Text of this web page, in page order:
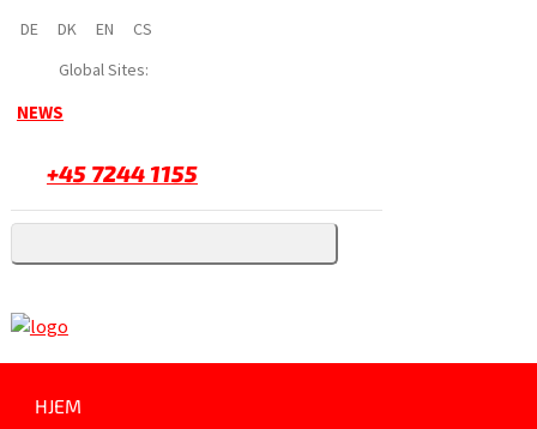
DE DK EN
CS
Global Sites:
NEWS
+45 7244 1155
HJEM